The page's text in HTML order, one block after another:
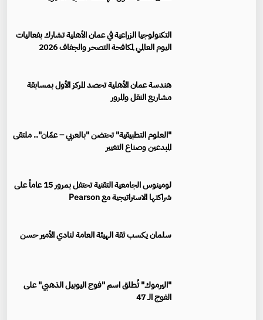
التكنولوجيا الزراعية في عمان الأهلية تشارك بفعاليات
اليوم العالمي لمكافحة التصحر والجفاف 2026
هندسة عمان الأهلية تحصد المركز الأول بمسابقة
مشاريع النقل والمرور
"العلوم التطبيقية" تحتضن "بالعربي – عمّان".. ملتقى
المبدعين وصناع التغيير
لومينوس الجامعية التقنية تحتفل بمرور 15 عاماً على
شراكتها الاستراتيجية مع Pearson
سلمان يكسب ثقة الهيئة العامة لنادي الأمير حسن
"اليرموك" تُطلق اسم "فوج اليوبيل الذهبي" على
الفوج الـ 47